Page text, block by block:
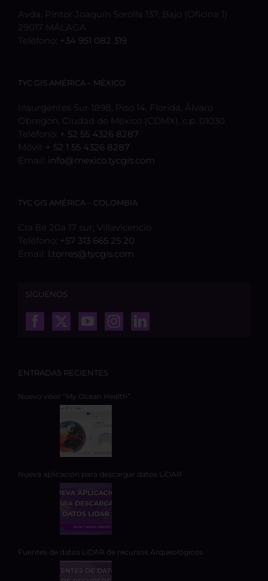
Avda. Pintor Joaquín Sorolla 137, Bajo (Oficina 1)
29017 MÁLAGA
Teléfono: +34 951 082 319
TYC GIS AMÉRICA – MÉXICO
Insurgentes Sur 1898, Piso 14, Florida, Álvaro
Obregón, Ciudad de México (CDMX), c.p. 01030
Teléfono: + 52 55 4326 8287
Móvil: + 52 1 55 4326 8287
Email: info@mexico.tycgis.com
TYC GIS AMÉRICA – COLOMBIA
Cra 8e 20a 17 sur, Villavicencio
Teléfono: +57 313 665 25 20
Email: l.torres@tycgis.com
SÍGUENOS
ENTRADAS RECIENTES
Nuevo visor “My Ocean Health”
Nueva aplicación para descargar datos LiDAR
Fuentes de datos LiDAR de recursos Arqueológicos